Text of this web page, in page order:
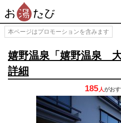
本ページはプロモーションを含みます
嬉野温泉「嬉野温泉
詳細
185 人がおす